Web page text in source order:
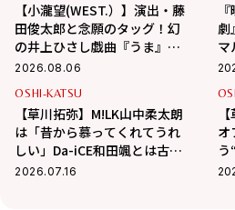
【小瀧望(WEST.）】演出・藤
田俊太郎と念願のタッグ！幻
の井上ひさし戯曲『うま』で
演じる“爽快な悪人”の魅力と
2026.08.06
劇
マ
【
OSHI-KATSU
【草川拓弥】M!LK山中柔太朗
は「昔から慕ってくれてうれ
しい」Da-iCE和田颯とは古着
屋へ！華麗な交友関係に迫る
2026.07.16
オ
う